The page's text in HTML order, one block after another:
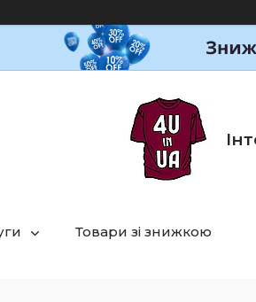
Товари зі знижкою